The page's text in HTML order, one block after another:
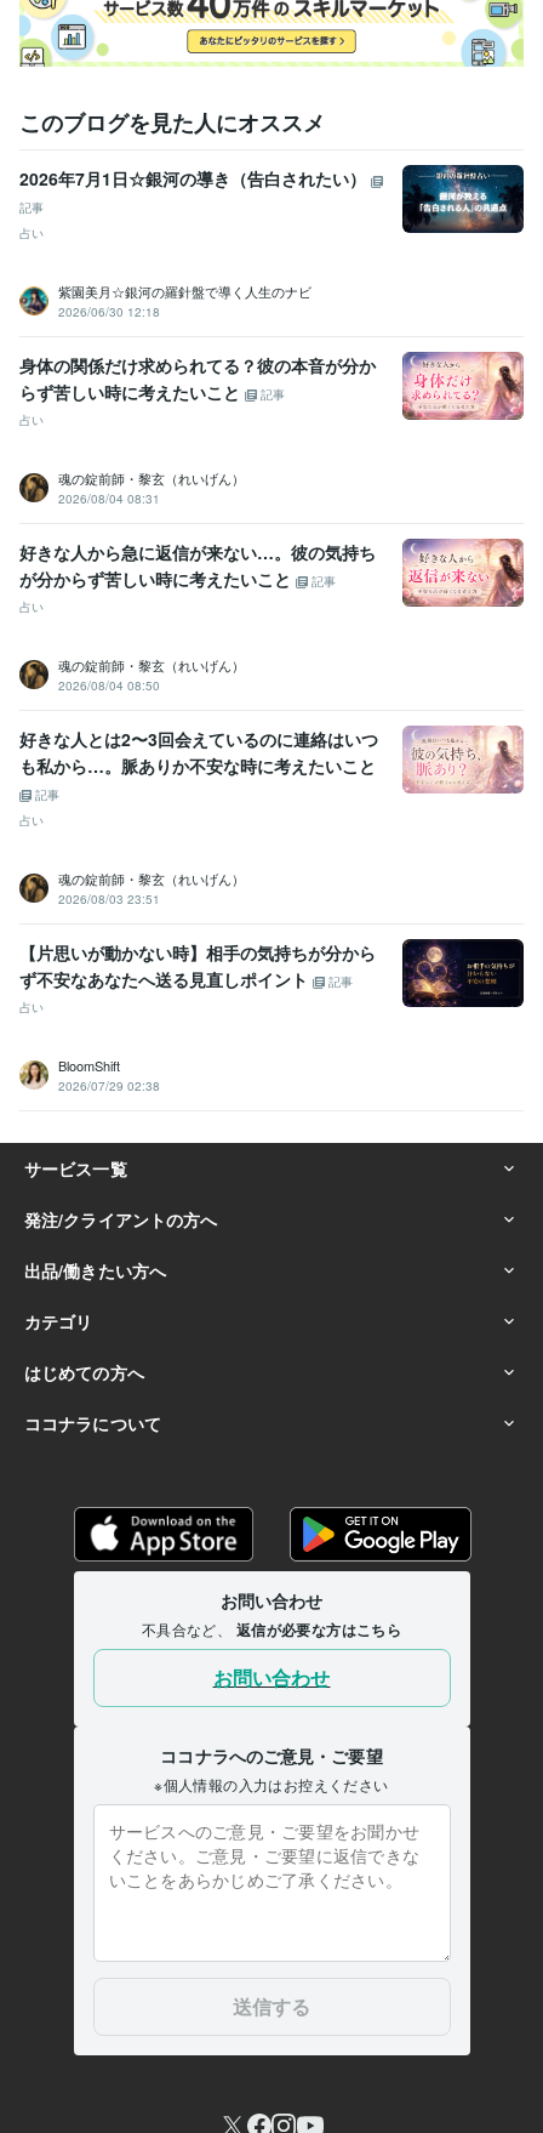
このブログを見た人にオススメ
2026年7月1日☆銀河の導き（告白されたい）
記事
占い
紫園美月☆銀河の羅針盤で導く人生のナビ
2026/06/30 12:18
身体の関係だけ求められてる？彼の本音が分か
らず苦しい時に考えたいこと
記事
占い
魂の錠前師・黎玄（れいげん）
2026/08/04 08:31
好きな人から急に返信が来ない…。彼の気持ち
が分からず苦しい時に考えたいこと
記事
占い
魂の錠前師・黎玄（れいげん）
2026/08/04 08:50
好きな人とは2〜3回会えているのに連絡はいつ
も私から…。脈ありか不安な時に考えたいこと
記事
占い
魂の錠前師・黎玄（れいげん）
2026/08/03 23:51
【片思いが動かない時】相手の気持ちが分から
ず不安なあなたへ送る見直しポイント
記事
占い
BloomShift
2026/07/29 02:38